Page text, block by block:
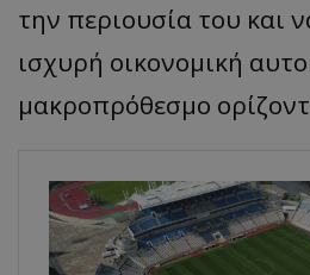
την περιουσία του και
ισχυρή οικονομική
μακροπρόθεσμο